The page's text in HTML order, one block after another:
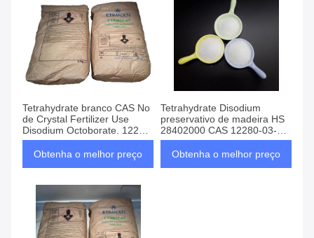
Tetrahydrate branco CAS No
de Crystal Fertilizer Use
Disodium Octoborate. 12280-
03-4
Obtenha o melhor preço
Tetrahydrate Disodium
preservativo de madeira HS
28402000 CAS 12280-03-4
de Octaborate
Obtenha o melhor preço